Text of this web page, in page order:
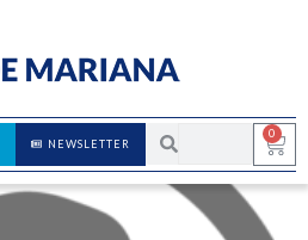
0
NEWSLETTER